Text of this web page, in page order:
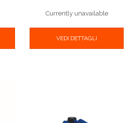
Currently unavailable
VEDI DETTAGLI